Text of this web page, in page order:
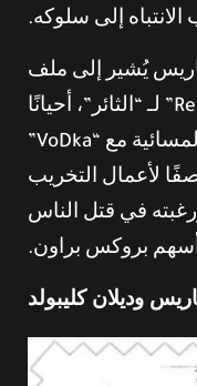
إلى سلوكه.
يُشير إلى ملف
AOL حيث كتب تحت اسم “Reb” لـ “الثائر”، أحيانًا
“RebDoomer”، يصف تجاربه المسائية مع “VoDka”
لأعمال التخريب
في قتل الناس
بروكس براون.
وديلان كليبولد